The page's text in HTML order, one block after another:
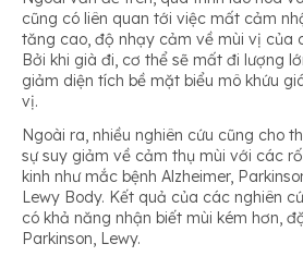
cũng có liên quan tới việc mất cảm
tăng cao, độ nhạy cảm về mùi vị của
Bởi khi già đi, cơ thể sẽ mất đi lượng
giảm diện tích bề mặt biểu mô khứu
vị.
Ngoài ra, nhiều nghiên cứu cũng cho
sự suy giảm về cảm thụ mùi với các
kinh như mắc bệnh Alzheimer,
Lewy Body. Kết quả của các nghiên
có khả năng nhận biết mùi kém hơn,
Parkinson, Lewy.